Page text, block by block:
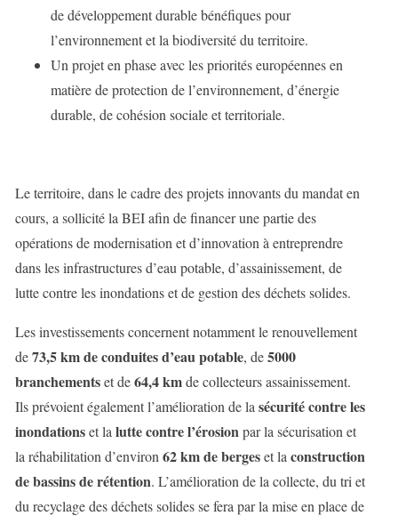
de développement durable bénéfiques pour
l’environnement et la biodiversité du territoire.
Un projet en phase avec les priorités européennes en
matière de protection de l’environnement, d’énergie
durable, de cohésion sociale et territoriale.
Le territoire, dans le cadre des projets innovants du mandat en
cours, a sollicité la BEI afin de financer une partie des
opérations de modernisation et d’innovation à entreprendre
dans les infrastructures d’eau potable, d’assainissement, de
lutte contre les inondations et de gestion des déchets solides.
Les investissements concernent notamment le renouvellement
de73,5 km de conduites d’eau potable, de5000
branchementset de64,4 kmde collecteurs assainissement.
Ils prévoient également l’amélioration de la sécurité contre les
inondationset la lutte contre l’érosionpar la sécurisation et
la réhabilitation d’environ 62 km de bergeset la construction
de bassins de rétention. L’amélioration de la collecte, du tri et
du recyclage des déchets solides se fera par la mise en place de